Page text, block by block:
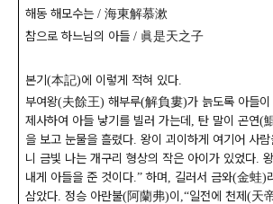
해동 해모수는 / 海東解慕漱
참으로 하느님의 아들 / 眞是天之子
본기(本記)에 이렇게 적혀 있다.
부여왕(夫餘王) 해부루(解負婁)가 늙도록 아들
제사하여 아들 낳기를 빌러 가는데 , 탄 말이 곤연(
을 보고 눈물을 흘렸다. 왕이 괴이하게 여기어 사
니 금빛 나는 개구리 형상의 작은 아이가 있었다.
내게 아들을 준 것이다.”하며 , 길러서 금와(金蛙)
삼았다. 정승 아란불(阿蘭弗)이 ,“일전에 천제 (天